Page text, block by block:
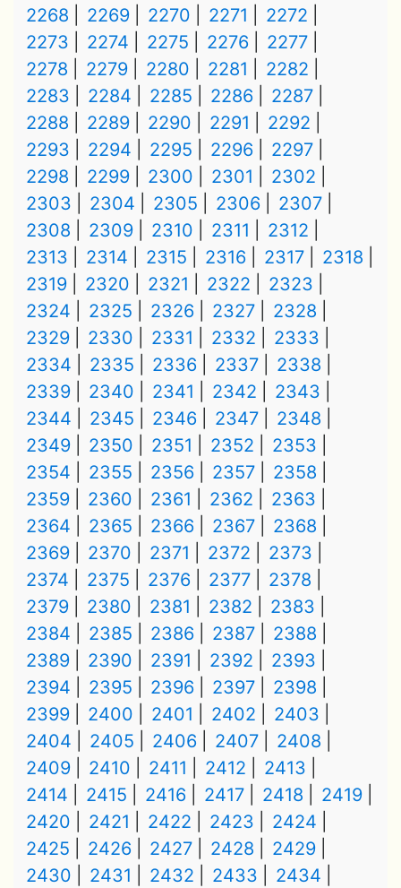
2268
2269 2270 2271
2272
2273
2274 2275 2276
2277
2278
2279 2280 2281
2282
2283
2284 2285 2286
2287
2288
2289 2290 2291
2292
2293
2294 2295 2296
2297
2298
2299 2300 2301
2302
2303
2304 2305 2306
2307
2308
2309 2310 2311
2312
2313
2314 2315 2316 2317
2318
2319
2320 2321 2322
2323
2324
2325 2326 2327
2328
2329
2330 2331 2332
2333
2334
2335 2336 2337
2338
2339
2340 2341 2342
2343
2344
2345 2346 2347
2348
2349
2350 2351 2352
2353
2354
2355 2356 2357
2358
2359
2360 2361 2362
2363
2364
2365 2366 2367
2368
2369
2370 2371 2372
2373
2374
2375 2376 2377
2378
2379
2380 2381 2382
2383
2384
2385 2386 2387
2388
2389
2390 2391 2392
2393
2394
2395 2396 2397
2398
2399
2400 2401 2402
2403
2404
2405 2406 2407
2408
2409
2410 2411 2412
2413
2414
2415 2416 2417 2418
2419
2420
2421 2422 2423
2424
2425
2426 2427 2428
2429
2430
2431 2432 2433
2434